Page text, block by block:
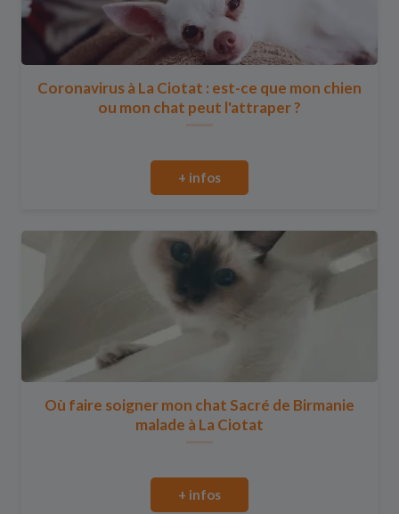
Coronavirus à La Ciotat : est-ce que mon chien
ou mon chat peut l'attraper ?
+ infos
Où faire soigner mon chat Sacré de Birmanie
malade à La Ciotat
+ infos